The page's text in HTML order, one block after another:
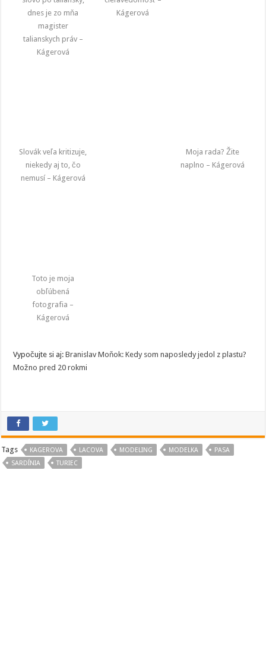
dnes je zo mňa
magister
talianskych práv –
Kágerová
Kágerová
Slovák veľa kritizuje,
niekedy aj to, čo
nemusí – Kágerová
Moja rada? Žite
naplno – Kágerová
Toto je moja
obľúbená
fotografia –
Kágerová
Vypočujte si aj:Branislav Moňok: Kedy som naposledy jedol z plastu?
Možno pred 20 rokmi
Tags KAGEROVA LACOVA MODELING MODELKA
PASA
SARDÍNIA
TURIEC